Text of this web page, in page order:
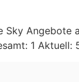
Sky Angebote
1 Aktuell: